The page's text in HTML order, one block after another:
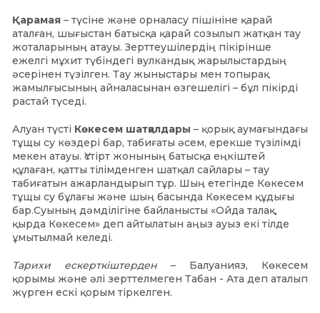
Қарамая – түсіне және орналасу пішініне қарай
аталған, шығыстан батысқа қарай созылып жатқан тау
жоталарының атауы. Зерттеушілердің пікірінше
ежелгі мұхит түбіндегі вулкандық жарылыстардың
әсерінен түзілген. Тау жыныстары мен топырақ
жамылғысының айналасынан өзгешелігі – бұл пікірді
растай түседі.
Алуан түсті Көкесем шатқалдары – қорық аумағындағы
тұщы су көздері бар, табиғаты әсем, ерекше түзілімді
мекен атауы. Үстірт жонының батысқа еңкіштей
құлаған, қатты тілімденген шатқал сайлары – тау
табиғатын ажарландырып тұр. Шың етегінде Көкесем
тұщы су бұлағы және шың басында Көкесем құдығы
бар.Суының дәмділігіне байланысты «Ойда талақ,
қырда Көкесем» деп айтылатын аңыз ауыз екі тілде
ұмытылмай келеді.
Тарихи ескерткіштерден – Балуанияз, Көкесем
қорымы және әлі зерттелмеген Табан - Ата деп аталып
жүрген ескі қорым тіркелген.